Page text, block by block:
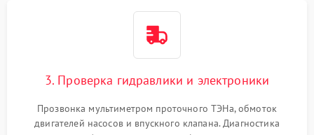
3. Проверка гидравлики и электроники
Прозвонка мультиметром проточного ТЭНа, обмоток
двигателей насосов и впускного клапана. Диагностика